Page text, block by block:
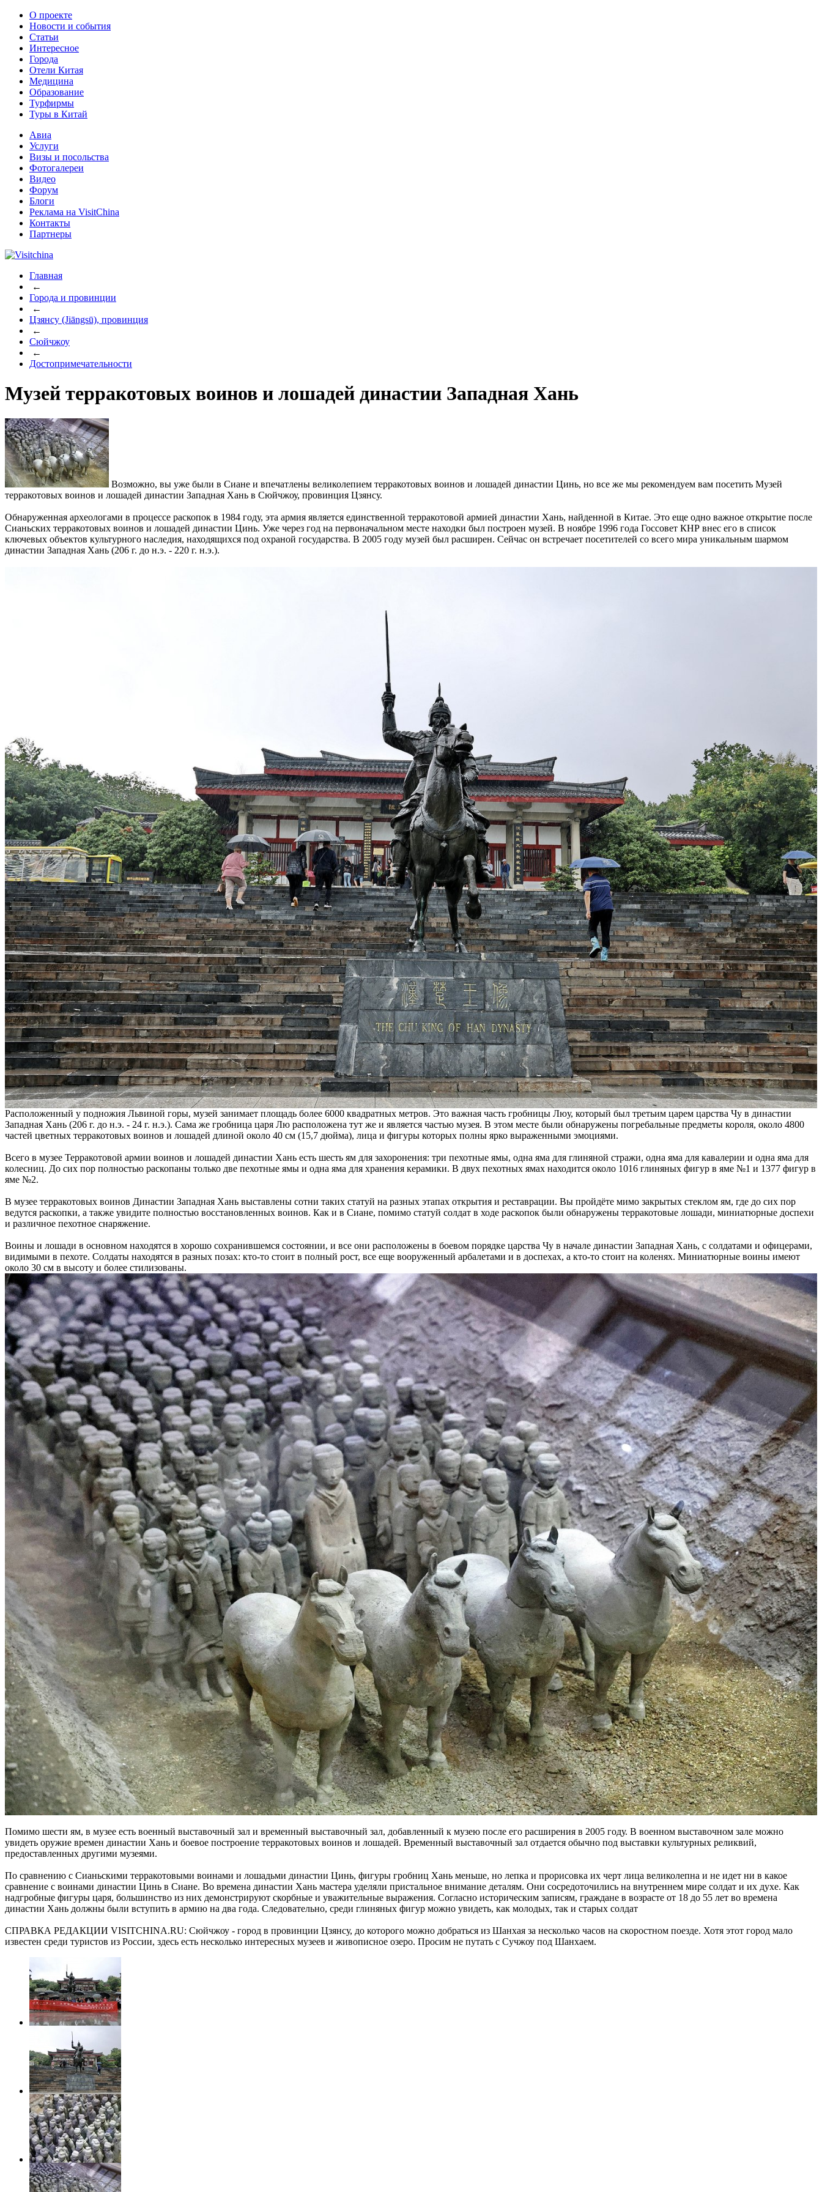
О проекте
Новости и события
Статьи
Интересное
Города
Отели Китая
Медицина
Образование
Турфирмы
Туры в Китай
Авиа
Услуги
Визы и посольства
Фотогалереи
Видео
Форум
Блоги
Реклама на VisitChina
Контакты
Партнеры
Главная
←
Города и провинции
←
Цзянсу (Jiāngsū), провинция
←
Сюйчжоу
←
Достопримечательности
Музей терракотовых воинов и лошадей династии Западная Хань
Возможно, вы уже были в Сиане и впечатлены великолепием терракотовых воинов и лошадей династии Цинь, но все же мы рекомендуем вам посетить Музей
терракотовых воинов и лошадей династии Западная Хань в Сюйчжоу, провинция Цзянсу.
Обнаруженная археологами в процессе раскопок в 1984 году, эта армия является единственной терракотовой армией династии Хань, найденной в Китае. Это еще одно важное открытие после
Сианьских терракотовых воинов и лошадей династии Цинь. Уже через год на первоначальном месте находки был построен музей. В ноябре 1996 года Госсовет КНР внес его в список
ключевых объектов культурного наследия, находящихся под охраной государства. В 2005 году музей был расширен. Сейчас он встречает посетителей со всего мира уникальным шармом
династии Западная Хань (206 г. до н.э. - 220 г. н.э.).
Расположенный у подножия Львиной горы, музей занимает площадь более 6000 квадратных метров. Это важная часть гробницы Люу, который был третьим царем царства Чу в династии
Западная Хань (206 г. до н.э. - 24 г. н.э.). Сама же гробница царя Лю расположена тут же и является частью музея. В этом месте были обнаружены погребальные предметы короля, около 4800
частей цветных терракотовых воинов и лошадей длиной около 40 см (15,7 дюйма), лица и фигуры которых полны ярко выраженными эмоциями.
Всего в музее Терракотовой армии воинов и лошадей династии Хань есть шесть ям для захоронения: три пехотные ямы, одна яма для глиняной стражи, одна яма для кавалерии и одна яма для
колесниц. До сих пор полностью раскопаны только две пехотные ямы и одна яма для хранения керамики. В двух пехотных ямах находится около 1016 глиняных фигур в яме №1 и 1377 фигур в
яме №2.
В музее терракотовых воинов Династии Западная Хань выставлены сотни таких статуй на разных этапах открытия и реставрации. Вы пройдёте мимо закрытых стеклом ям, где до сих пор
ведутся раскопки, а также увидите полностью восстановленных воинов. Как и в Сиане, помимо статуй солдат в ходе раскопок были обнаружены терракотовые лошади, миниатюрные доспехи
и различное пехотное снаряжение.
Воины и лошади в основном находятся в хорошо сохранившемся состоянии, и все они расположены в боевом порядке царства Чу в начале династии Западная Хань, с солдатами и офицерами,
видимыми в пехоте. Солдаты находятся в разных позах: кто-то стоит в полный рост, все еще вооруженный арбалетами и в доспехах, а кто-то стоит на коленях. Миниатюрные воины имеют
около 30 см в высоту и более стилизованы.
Помимо шести ям, в музее есть военный выставочный зал и временный выставочный зал, добавленный к музею после его расширения в 2005 году. В военном выставочном зале можно
увидеть оружие времен династии Хань и боевое построение терракотовых воинов и лошадей. Временный выставочный зал отдается обычно под выставки культурных реликвий,
предоставленных другими музеями.
По сравнению с Сианьскими терракотовыми воинами и лошадьми династии Цинь, фигуры гробниц Хань меньше, но лепка и прорисовка их черт лица великолепна и не идет ни в какое
сравнение с воинами династии Цинь в Сиане. Во времена династии Хань мастера уделяли пристальное внимание деталям. Они сосредоточились на внутреннем мире солдат и их духе. Как
надгробные фигуры царя, большинство из них демонстрируют скорбные и уважительные выражения. Согласно историческим записям, граждане в возрасте от 18 до 55 лет во времена
династии Хань должны были вступить в армию на два года. Следовательно, среди глиняных фигур можно увидеть, как молодых, так и старых солдат
СПРАВКА РЕДАКЦИИ VISITCHINA.RU: Сюйчжоу - город в провинции Цзянсу, до которого можно добраться из Шанхая за несколько часов на скоростном поезде. Хотя этот город мало
известен среди туристов из России, здесь есть несколько интересных музеев и живописное озеро. Просим не путать с Сучжоу под Шанхаем.